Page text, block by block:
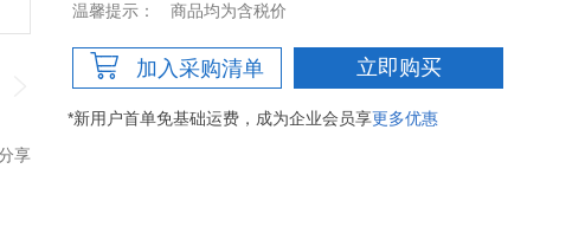
享
温馨提示： 商品均为含税价
加入采购清单 立即购买
*新用户首单免基础运费，成为企业会员享更多优惠